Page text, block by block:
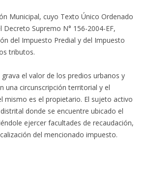
Municipal, cuyo Texto Único Ordenado
Supremo N° 156-2004-EF,
del Impuesto Predial y del Impuesto
tributos.
el valor de los predios urbanos y
una circunscripción territorial y el
mismo es el propietario. El sujeto activo
donde se encuentre ubicado el
ejercer facultades de recaudación,
del mencionado impuesto.